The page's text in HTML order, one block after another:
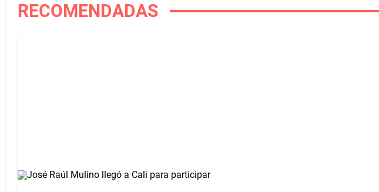
RECOMENDADAS